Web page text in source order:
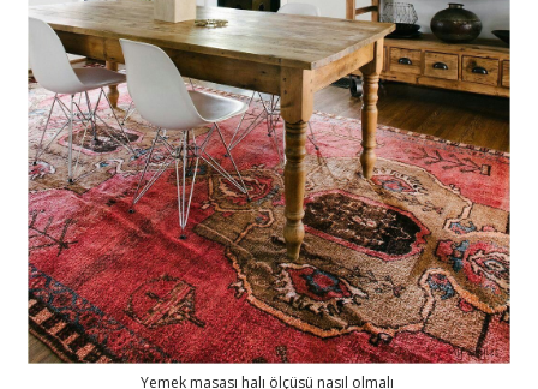
Yemek masası halı ölçüsü nasıl olmalı